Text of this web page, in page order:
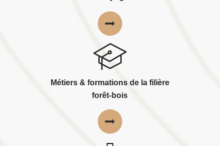
Métiers & formations de la filière
forêt-bois